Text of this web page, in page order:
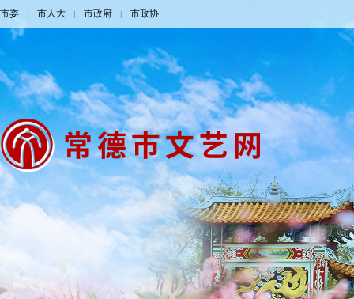
市委 | 市人大 | 市政府 | 市政协